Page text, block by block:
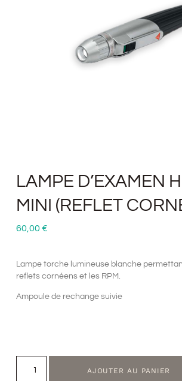
LAMPE D’EXAMEN
MINI (REFLET
60,00 €
Lampe torche lumineuse blanche
reflets cornéens et les RPM.
Ampoule de rechange suivie
AJOUTER AU PANIER